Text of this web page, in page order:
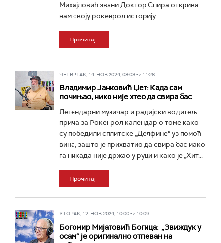
Михајловић звани Доктор Спира открива
нам своју рокенрол историју...
Прочитај
ЧЕТВРТАК, 14. НОВ 2024, 08:03 -> 11:28
Владимир Јанковић Џет: Када сам
почињао, нико није хтео да свира бас
Легендарни музичар и радијски водитељ
прича за Рокенрол календар о томе како
су победили сплитске „Делфине“ уз помоћ
вина, зашто је прихватио да свира бас иако
га никада није држао у руци и како је „Хит...
Прочитај
УТОРАК, 12. НОВ 2024, 10:00 -> 10:09
Богомир Мијатовић Богицa: „Звиждук у
осам“ је оригинално отпеван на